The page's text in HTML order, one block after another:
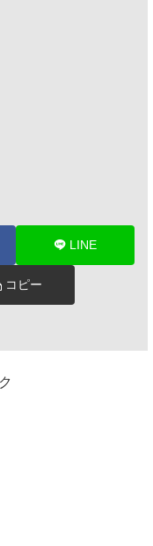
LINE
コピー